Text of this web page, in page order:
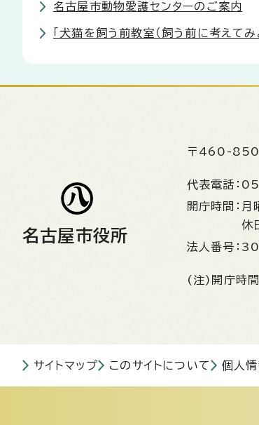
名古屋市動物愛護センターのご案内
「犬猫を飼う前教室（飼う前に考えてみ
名古屋市役所
〒460-
代表電話：
開庁時間： 月
休
法人番号：
(注)開庁時間
サイトマップ このサイトについて 個人